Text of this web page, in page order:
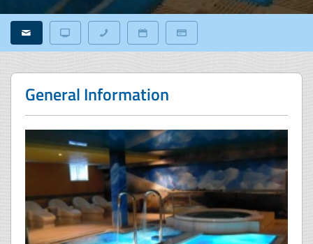
General Information